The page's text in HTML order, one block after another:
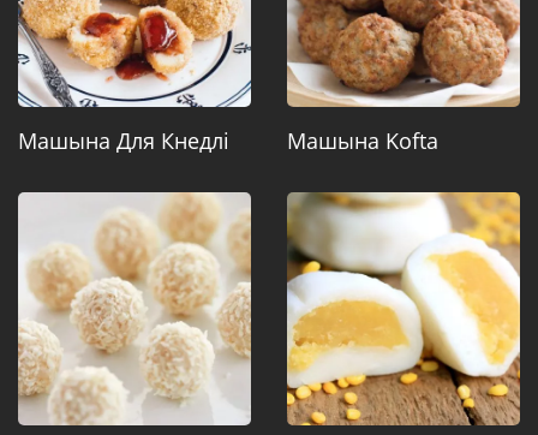
Машына Для Кнедлі Машына Kofta